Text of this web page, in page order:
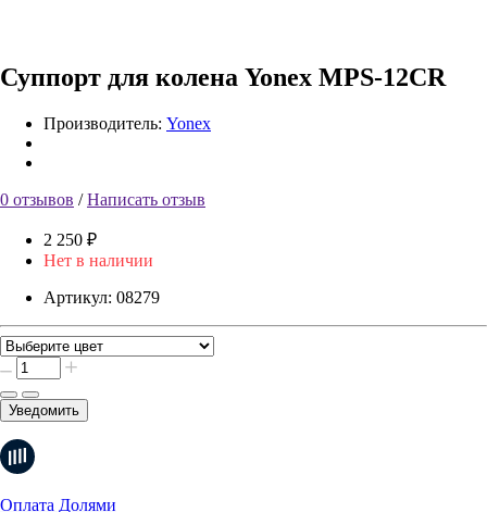
Суппорт для колена Yonex MPS-12CR
Производитель: Yonex
0 отзывов /Написать отзыв
2 250 ₽
Нет в наличии
Артикул: 08279
Уведомить
Оплата Долями